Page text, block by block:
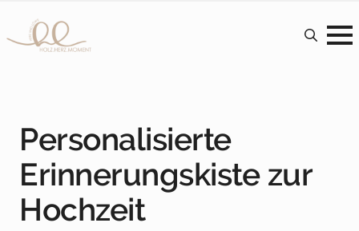
Personalisierte
Erinnerungskiste zur
Hochzeit
Wähle dein Wunschdesign